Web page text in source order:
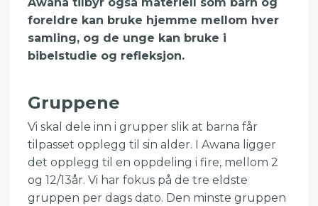
foreldre kan bruke hjemme mellom hver
samling, og de unge kan bruke i
bibelstudie og refleksjon.
Gruppene
Vi skal dele inn i grupper slik at barna får
tilpasset opplegg til sin alder. I Awana ligger
det opplegg til en oppdeling i fire, mellom 2
og 12/13år. Vi har fokus på de tre eldste
gruppen per dags dato. Den minste gruppen